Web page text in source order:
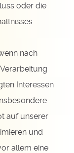
oder die
nach
Interessen
auf unserer
und
allem eine